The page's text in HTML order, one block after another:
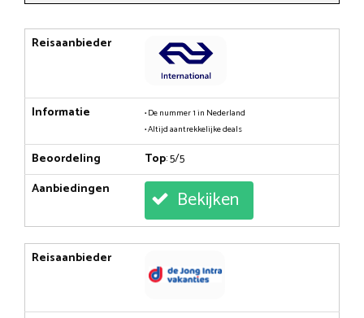
Reisaanbieder
Informatie
• De nummer 1 in Nederland
• Altijd aantrekkelijke deals
Beoordeling Top: 5/5
Aanbiedingen
Bekijken
Reisaanbieder